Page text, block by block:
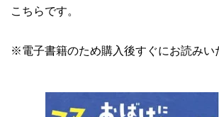
こちらです。
※電子書籍のため購入後すぐにお読みい